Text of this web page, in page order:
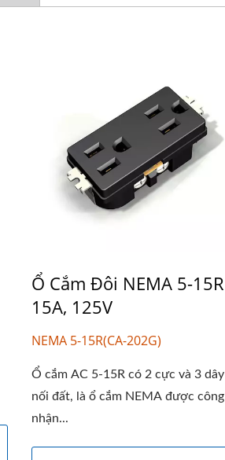
Ổ Cắm Đôi NEMA 5-15R
15A, 125V
NEMA 5-15R(CA-202G)
Ổ cắm AC 5-15R có 2 cực và 3 dây
nối đất, là ổ cắm NEMA được công
nhận...